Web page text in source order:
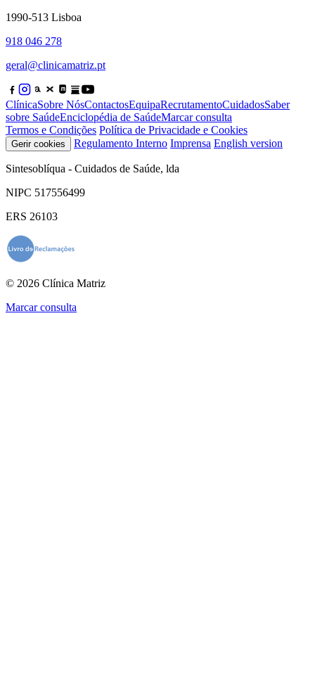
1990-513 Lisboa
918 046 278
geral@clinicamatriz.pt
ClínicaSobre NósContactosEquipaRecrutamentoCuidadosSaber
sobre SaúdeEnciclopédia de SaúdeMarcar consulta
Termos e Condições Política de Privacidade e Cookies
Gerir cookies Regulamento Interno Imprensa English version
Sintesoblíqua - Cuidados de Saúde, lda
NIPC 517556499
ERS 26103
© 2026 Clínica Matriz
Marcar consulta